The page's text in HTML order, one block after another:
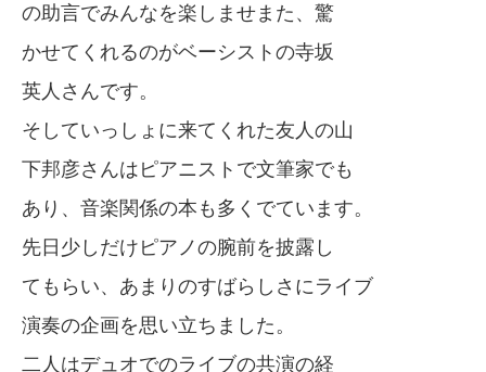
の助言でみんなを楽しませまた、驚
かせてくれるのがベーシストの寺坂
英人さんです。
そしていっしょに来てくれた友人の山
下邦彦さんはピアニストで文筆家でも
あり、音楽関係の本も多くでています。
先日少しだけピアノの腕前を披露し
てもらい、あまりのすばらしさにライブ
演奏の企画を思い立ちました。
二人はデュオでのライブの共演の経